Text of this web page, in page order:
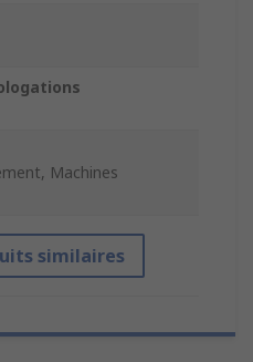
Machines
similaires